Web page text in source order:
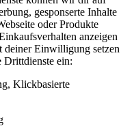
gesponserte Inhalte
oder Produkte
anzeigen
deiner Einwilligung setzen
Drittdienste ein:
Klickbasierte